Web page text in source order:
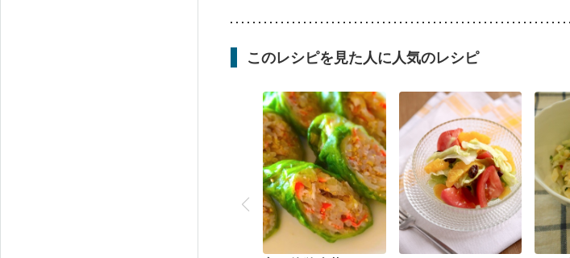
このレシピを見た人に人気のレシピ